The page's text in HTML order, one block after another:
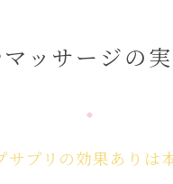
ッサージの
サプリの効果ありは